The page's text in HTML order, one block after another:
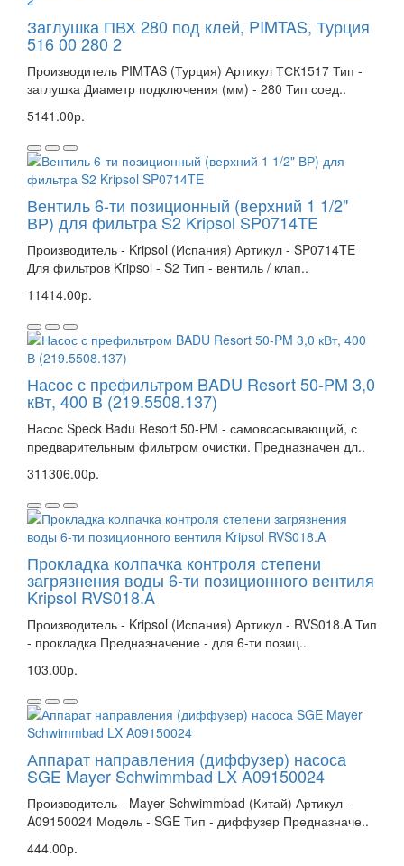
Заглушка ПВХ 280 под клей, PIMTAS, Турция
516 00 280 2
Производитель PIMTAS (Турция) Артикул ТСК1517 Тип -
заглушка Диаметр подключения (мм) - 280 Тип соед..
5141.00р.
Вентиль 6-ти позиционный (верхний 1 1/2"
ВР) для фильтра S2 Kripsol SP0714TE
Производитель - Kripsol (Испания) Артикул - SP0714TE
Для фильтров Kripsol - S2 Тип - вентиль / клап..
11414.00р.
Насос с префильтром BADU Resort 50-PM 3,0
кВт, 400 В (219.5508.137)
Насос Speck Badu Resort 50-PM - самовсасывающий, с
предварительным фильтром очистки. Предназначен дл..
311306.00р.
Прокладка колпачка контроля степени
загрязнения воды 6-ти позиционного вентиля
Kripsol RVS018.A
Производитель - Kripsol (Испания) Артикул - RVS018.A Тип
- прокладка Предназначение - для 6-ти позиц..
103.00р.
Аппарат направления (диффузер) насоса
SGE Mayer Schwimmbad LX A09150024
Производитель - Mayer Schwimmbad (Китай) Артикул -
A09150024 Модель - SGE Тип - диффузер Предназначе..
444.00р.